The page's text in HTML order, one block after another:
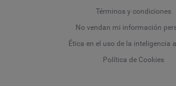
Términos y condiciones
No vendan mi información
Ética en el uso de la inteligencia
Política de Cookies